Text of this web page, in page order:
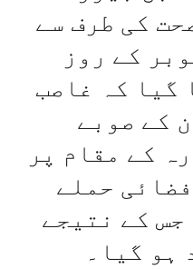
کی طرف سے
کے روز
گیا کہ غاصب
کے صوبے
کے مقام پر
حملے
جس کے نتیجے
ہو گیا۔